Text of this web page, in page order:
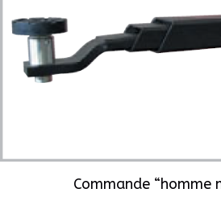
Commande “homme